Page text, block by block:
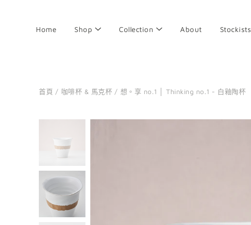
Home Shop Collection About Stockists
搜
首頁 / 咖啡杯 & 馬克杯 / 想。享 no.1 │ Thinking no.1 - 白釉陶杯